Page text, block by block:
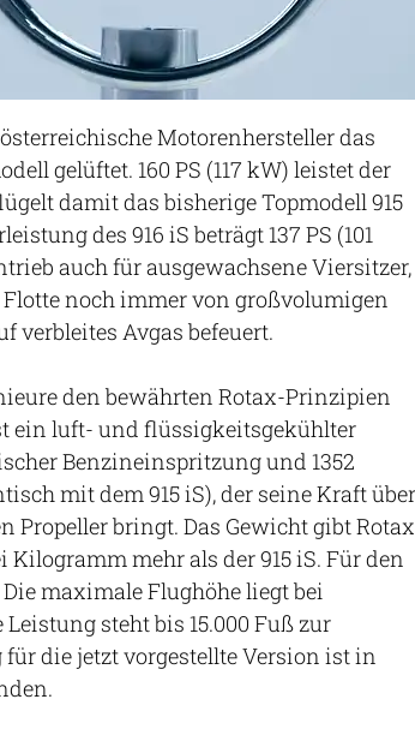
Motorenhersteller das
gelüftet. 160 PS (117 kW) leistet der
damit das bisherige Topmodell 915
des 916 iS beträgt 137 PS (101
auch für ausgewachsene Viersitzer,
noch immer von großvolumigen
verbleites Avgas befeuert.
den bewährten Rotax-Prinzipien
ein luft- und flüssigkeitsgekühlter
Benzineinspritzung und 1352
mit dem 915 iS), der seine Kraft über
Propeller bringt. Das Gewicht gibt Rotax
mehr als der 915 iS. Für den
maximale Flughöhe liegt bei
steht bis 15.000 Fuß zur
die jetzt vorgestellte Version ist in